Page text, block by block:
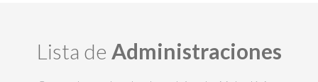
Lista de Administraciones